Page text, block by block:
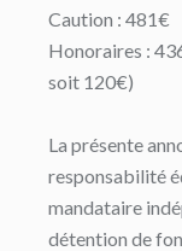
Caution : 481€
Honoraires :
soit 120€)
La présente
responsabilité
mandataire
détention de